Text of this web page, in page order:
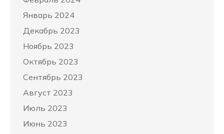
Январь 2024
Декабрь 2023
Ноябрь 2023
Октябрь 2023
Сентябрь 2023
Август 2023
Июль 2023
Июнь 2023